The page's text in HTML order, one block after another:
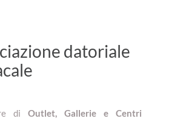
datoriale
di Outlet, Gallerie e
Centri